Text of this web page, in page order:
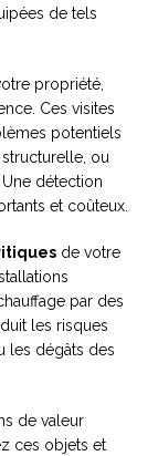
de tels
propriété,
Ces visites
potentiels
structurelle, ou
détection
et coûteux.
de votre
par des
les risques
les dégâts des
de valeur
ces objets et